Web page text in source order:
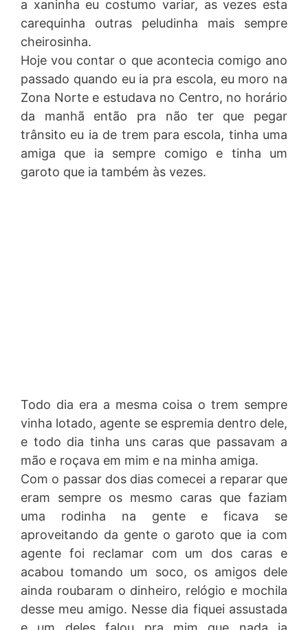
a xaninha eu costumo variar, as vezes esta
carequinha outras peludinha mais sempre
cheirosinha.
Hoje vou contar o que acontecia comigo ano
passado quando eu ia pra escola, eu moro na
Zona Norte e estudava no Centro, no horário
da manhã então pra não ter que pegar
trânsito eu ia de trem para escola, tinha uma
amiga que ia sempre comigo e tinha um
garoto que ia também às vezes.
Todo dia era a mesma coisa o trem sempre
vinha lotado, agente se espremia dentro dele,
e todo dia tinha uns caras que passavam a
mão e roçava em mim e na minha amiga.
Com o passar dos dias comecei a reparar que
eram sempre os mesmo caras que faziam
uma rodinha na gente e ficava se
aproveitando da gente o garoto que ia com
agente foi reclamar com um dos caras e
acabou tomando um soco, os amigos dele
ainda roubaram o dinheiro, relógio e mochila
desse meu amigo. Nesse dia fiquei assustada